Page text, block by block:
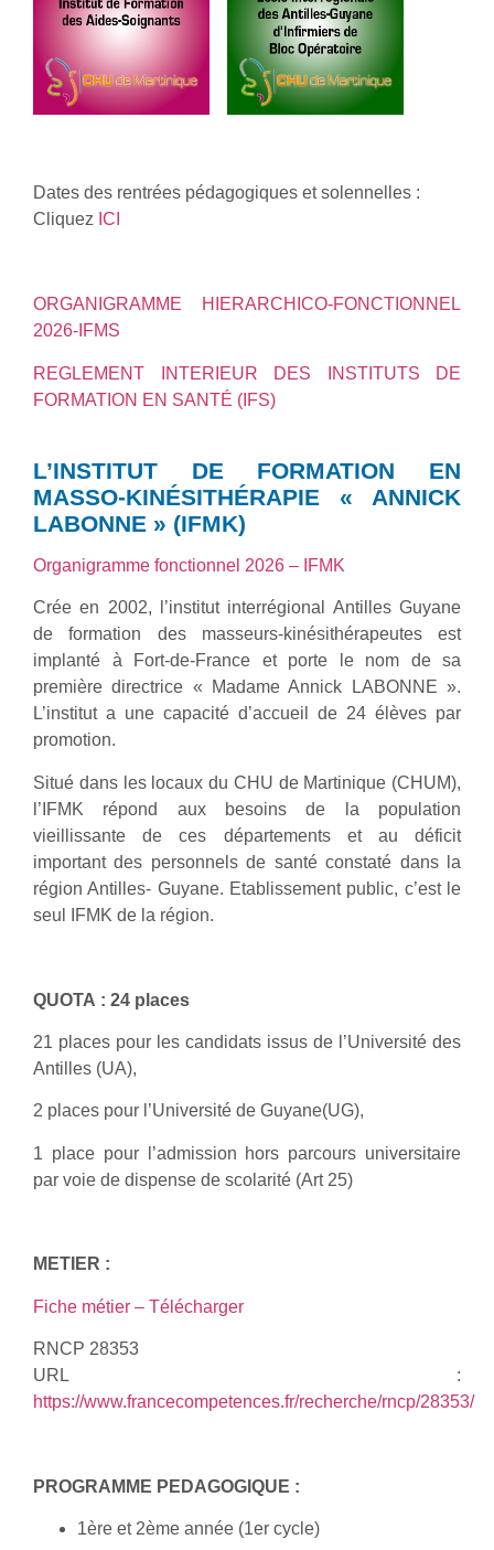
Dates des rentrées pédagogiques et solennelles :
Cliquez ICI
ORGANIGRAMME HIERARCHICO-FONCTIONNEL
2026-IFMS
REGLEMENT INTERIEUR DES INSTITUTS DE
FORMATION EN SANTÉ (IFS)
L’INSTITUT DE FORMATION EN
MASSO-KINÉSITHÉRAPIE « ANNICK
LABONNE » (IFMK)
Organigramme fonctionnel 2026 – IFMK
Crée en 2002, l’institut interrégional Antilles Guyane
de formation des masseurs-kinésithérapeutes est
implanté à Fort-de-France et porte le nom de sa
première directrice « Madame Annick LABONNE ».
L’institut a une capacité d’accueil de 24 élèves par
promotion.
Situé dans les locaux du CHU de Martinique (CHUM),
l’IFMK répond aux besoins de la population
vieillissante de ces départements et au déficit
important des personnels de santé constaté dans la
région Antilles- Guyane. Etablissement public, c’est le
seul IFMK de la région.
QUOTA : 24 places
21 places pour les candidats issus de l’Université des
Antilles (UA),
2 places pour l’Université de Guyane(UG),
1 place pour l’admission hors parcours universitaire
par voie de dispense de scolarité (Art 25)
METIER :
Fiche métier – Télécharger
RNCP 28353
URL :
https://www.francecompetences.fr/recherche/rncp/28353/
PROGRAMME PEDAGOGIQUE :
1ère et 2ème année (1er cycle)